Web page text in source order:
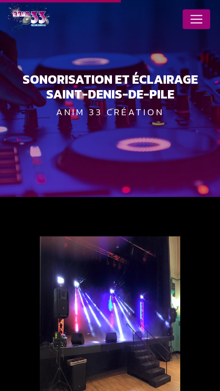
SONORISATION ET ÉCLAIRAGE
SAINT-DENIS-DE-PILE
ANIM 33 CRÉATION
Panneau de gestion des cookies